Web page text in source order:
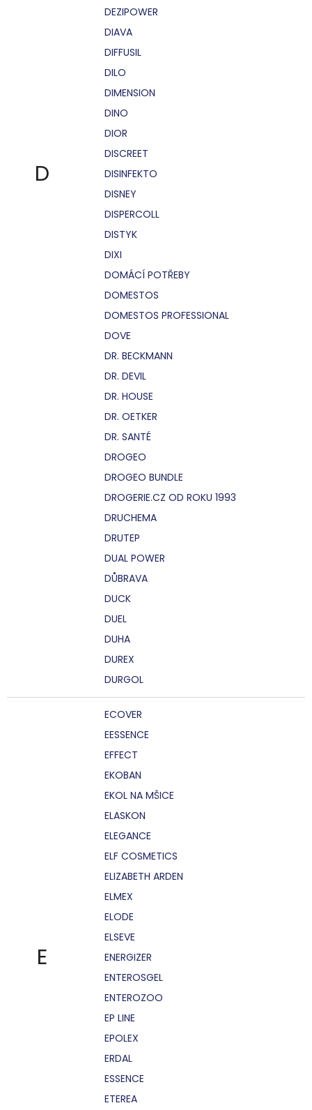
D
DEZIPOWER
DIAVA
DIFFUSIL
DILO
DIMENSION
DINO
DIOR
DISCREET
DISINFEKTO
DISNEY
DISPERCOLL
DISTYK
DIXI
DOMÁCÍ POTŘEBY
DOMESTOS
DOMESTOS PROFESSIONAL
DOVE
DR. BECKMANN
DR. DEVIL
DR. HOUSE
DR. OETKER
DR. SANTÉ
DROGEO
DROGEO BUNDLE
DROGERIE.CZ OD ROKU 1993
DRUCHEMA
DRUTEP
DUAL POWER
DŮBRAVA
DUCK
DUEL
DUHA
DUREX
DURGOL
E
ECOVER
EESSENCE
EFFECT
EKOBAN
EKOL NA MŠICE
ELASKON
ELEGANCE
ELF COSMETICS
ELIZABETH ARDEN
ELMEX
ELODE
ELSEVE
ENERGIZER
ENTEROSGEL
ENTEROZOO
EP LINE
EPOLEX
ERDAL
ESSENCE
ETEREA